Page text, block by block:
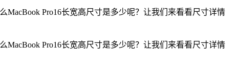
MacBook Pro16长宽高尺寸是多少呢？让我们来看看尺寸详情
MacBook Pro16长宽高尺寸是多少呢？让我们来看看尺寸详情